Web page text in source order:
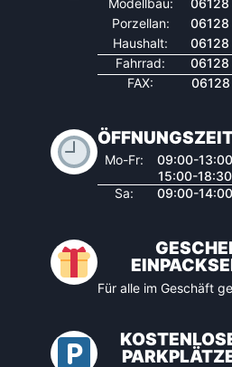
Modellbau:
06128
Porzellan:
06128
Haushalt:
06128
Fahrrad:
06128
FAX:
06128
Mo-Fr:
09:00-
15:00-
Sa:
09:00-
Für alle im Geschäft